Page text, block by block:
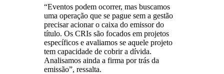
“Eventos podem ocorrer, mas buscamos
uma operação que se pague sem a gestão
precisar acionar o caixa do emissor do
título. Os CRIs são focados em projetos
específicos e avaliamos se aquele projeto
tem capacidade de cobrir a dívida.
Analisamos ainda a firma por trás da
emissão”, ressalta.